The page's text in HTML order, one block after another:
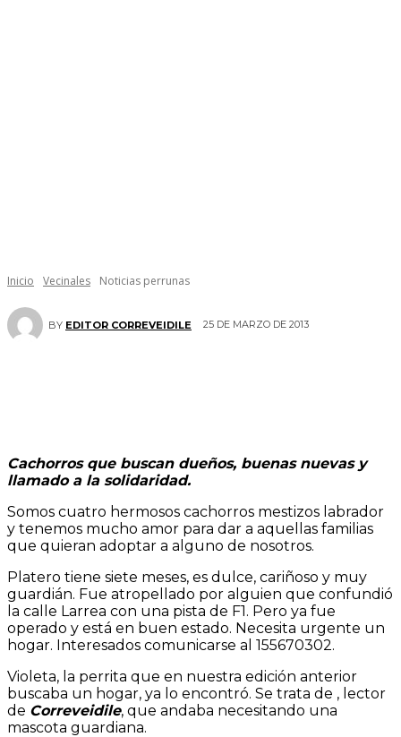
Inicio Vecinales Noticias perrunas
BY EDITOR CORREVEIDILE 25 DE MARZO DE 2013
Cachorros que buscan dueños, buenas nuevas y
llamado a la solidaridad.
Somos cuatro hermosos cachorros mestizos labrador
y tenemos mucho amor para dar a aquellas familias
que quieran adoptar a alguno de nosotros.
Platero tiene siete meses, es dulce, cariñoso y muy
guardián. Fue atropellado por alguien que confundió
la calle Larrea con una pista de F1. Pero ya fue
operado y está en buen estado. Necesita urgente un
hogar. Interesados comunicarse al 155670302.
Violeta, la perrita que en nuestra edición anterior
buscaba un hogar, ya lo encontró. Se trata de , lector
de Correveidile, que andaba necesitando una
mascota guardiana.